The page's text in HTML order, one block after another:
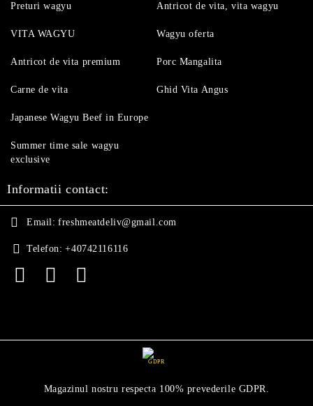
Preturi wagyu
VITA WAGYU
Antricot de vita premium
Carne de vita
Antricot de vita, vita wagyu
Wagyu oferta
Porc Mangalita
Ghid Vita Angus
Japanese Wagyu Beef in Europe
Summer time sale wagyu
exclusive
Informatii contact:
Email: freshmeatdeliv@gmail.com
Telefon: +40742116116
GDPR
Magazinul nostru respecta 100% prevederile GDPR.